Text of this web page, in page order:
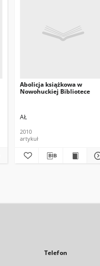
Abolicja książkowa w
Nowohuckiej Bibliotece
AŁ
2010
artykuł
Telefon